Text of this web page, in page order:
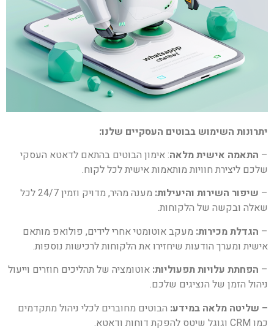
יתרונות השימוש בבוטים העסקיים שלנו:
– התאמה אישית מלאה: אימון הבוטים בהתאם לדאטא העסקי
שלכם ליצירת חוויות מותאמות אישית לכל לקוח.
– שיפור השירות והיעילות:
מענה מהיר, מדויק וזמין 24/7 לכל
שאלה ובקשה של הלקוחות.
– הגדלת מכירות: מעקב אוטומטי אחרי לידים, פולואפ מותאם
אישית ומערך הודעות שיחזירו את הלקוחות לרכישות נוספות.
– הפחתת עלויות תפעוליות: אוטומציה של תהליכים חוזרים וייעול
ניהול הזמן של הנציגים שלכם.
– שליטה מלאה במידע: הבוטים מחוברים לכלי ניהול מתקדמים
כמו CRM וגוגל שיטס להפקת דוחות ודאטא.